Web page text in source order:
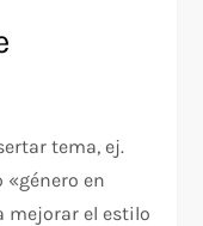
tema, ej.
en
mejorar el estilo